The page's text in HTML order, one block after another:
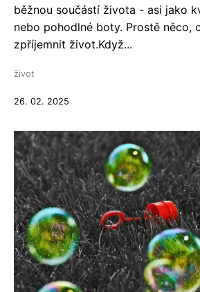
běžnou součástí života - asi jako
nebo pohodlné boty. Prostě něco,
zpříjemnit život.Když...
život
26. 02. 2025